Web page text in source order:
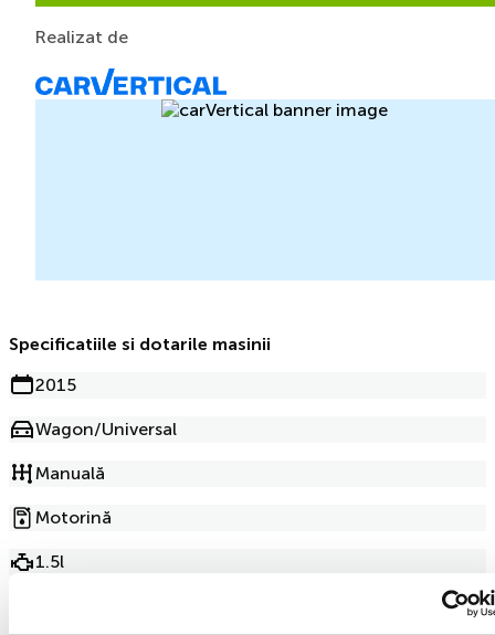
Realizat de
Specificatiile si dotarile masinii
2015
Wagon/Universal
Manuală
Motorină
1.5l